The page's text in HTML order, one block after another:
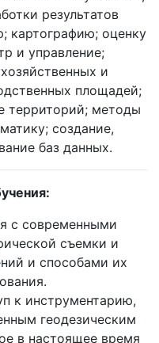
результатов
картографию; оценку
и управление;
и
площадей;
территорий; методы
создание,
баз данных.
с современными
съемки и
и способами их
к инструментарию,
геодезическим
в настоящее время